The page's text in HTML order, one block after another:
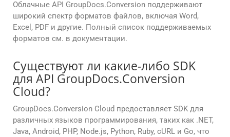
Облачные API GroupDocs.Conversion поддерживают
широкий спектр форматов файлов, включая Word,
Excel, PDF и другие. Полный список поддерживаемых
форматов см. в документации.
Существуют ли какие-либо SDK
для API GroupDocs.Conversion
Cloud?
GroupDocs.Conversion Cloud предоставляет SDK для
различных языков программирования, таких как .NET,
Java, Android, PHP, Node.js, Python, Ruby, cURL и Go, что